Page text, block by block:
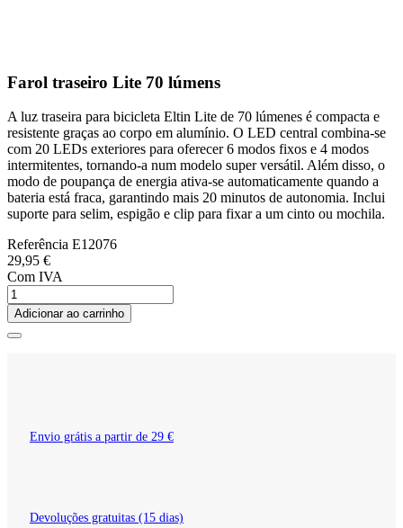
Farol traseiro Lite 70 lúmens
A luz traseira para bicicleta Eltin Lite de 70 lúmenes é compacta e
resistente graças ao corpo em alumínio. O LED central combina-se
com 20 LEDs exteriores para oferecer 6 modos fixos e 4 modos
intermitentes, tornando-a num modelo super versátil. Além disso, o
modo de poupança de energia ativa-se automaticamente quando a
bateria está fraca, garantindo mais 20 minutos de autonomia. Inclui
suporte para selim, espigão e clip para fixar a um cinto ou mochila.
Referência E12076
29,95 €
Com IVA
Adicionar ao carrinho
Envio grátis a partir de 29 €
Devoluções gratuitas (15 dias)